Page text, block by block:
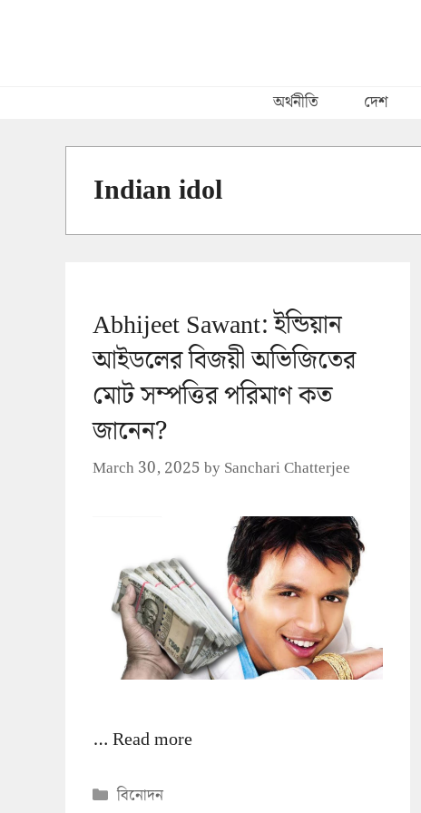
অর্থনীতি দেশ
Indian idol
Abhijeet Sawant: ইন্ডিয়ান
আইডলের বিজয়ী অভিজিতের
মোট সম্পত্তির পরিমাণ কত
জানেন?
March 30, 2025bySanchari Chatterjee
…Read more
Categories
বিনোদন